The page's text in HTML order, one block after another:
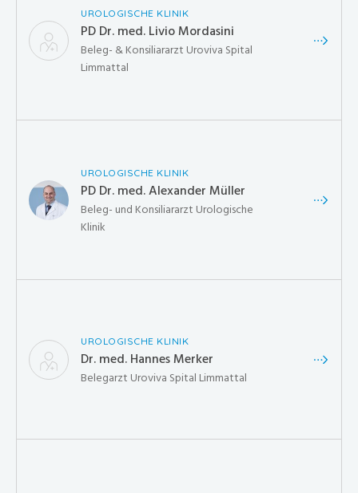
UROLOGISCHE KLINIK
PD Dr. med. Livio Mordasini
Beleg- & Konsiliararzt Uroviva Spital
Limmattal
UROLOGISCHE KLINIK
PD Dr. med. Alexander Müller
Beleg- und Konsiliararzt Urologische
Klinik
UROLOGISCHE KLINIK
Dr. med. Hannes Merker
Belegarzt Uroviva Spital Limmattal